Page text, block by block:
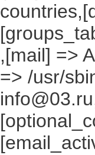
,[mail] =>
=> /usr/